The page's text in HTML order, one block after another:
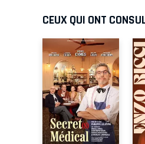
CEUX QUI ONT